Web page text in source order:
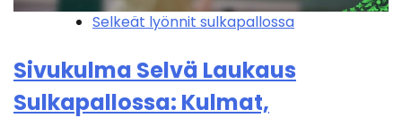
Selkeät lyönnit sulkapallossa
Sivukulma Selvä Laukaus
Sulkapallossa: Kulmat,